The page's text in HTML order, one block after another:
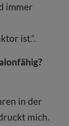
immer
ist.“.
in der
mich.